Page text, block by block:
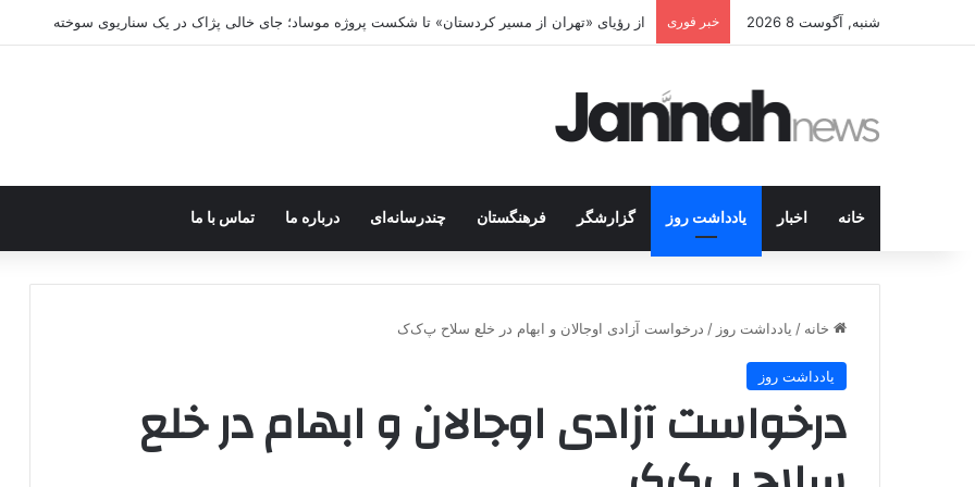
شنبه, آگوست 8 2026 خبر فوری پژاک در پیچ آخر؛ قندیل که خاموش شود، شاخه ایرانی چه خواهد کرد؟
خانه اخبار یادداشت روز گزارشگر فرهنگستان چندرسانه‌ای درباره ما تماس با ما
خانه / یادداشت روز / درخواست آزادی اوجالان و ابهام در خلع سلاح پ‌ک‌ک
یادداشت روز
درخواست آزادی اوجالان و ابهام در خلع